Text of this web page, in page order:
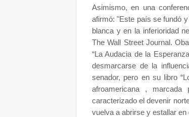
Asimismo, en una
afirmó: "Este país se fundó
blanca y en la inferioridad
The Wall Street Journal.
“La Audacia de la
desmarcarse de la
senador, pero en su libro
afroamericana ,
caracterizado el devenir
vuelva a abrirse y estallar